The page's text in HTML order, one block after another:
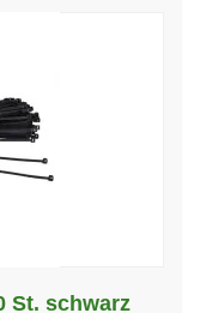
St. schwarz